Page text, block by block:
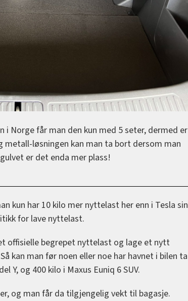
i Norge får man den kun med 5 seter, dermed er
metall-løsningen kan man ta bort dersom man
er det enda mer plass!
kun har 10 kilo mer nyttelast her enn i Tesla sin
for lave nyttelast.
offisielle begrepet nyttelast og lage et nytt
kan man før noen eller noe har havnet i bilen ta
Y, og 400 kilo i Maxus Euniq 6 SUV.
og man får da tilgjengelig vekt til bagasje.